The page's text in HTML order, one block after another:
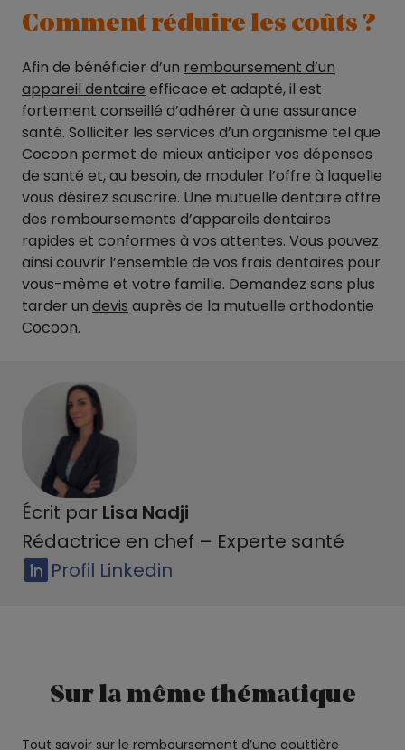
Comment réduire les coûts ?
Afin de bénéficier d’un remboursement d’un
appareil dentaire efficace et adapté, il est
fortement conseillé d’adhérer à une assurance
santé. Solliciter les services d’un organisme tel que
Cocoon permet de mieux anticiper vos dépenses
de santé et, au besoin, de moduler l’offre à laquelle
vous désirez souscrire. Une mutuelle dentaire offre
des remboursements d’appareils dentaires
rapides et conformes à vos attentes. Vous pouvez
ainsi couvrir l’ensemble de vos frais dentaires pour
vous-même et votre famille. Demandez sans plus
tarder un devis auprès de la mutuelle orthodontie
Cocoon.
Écrit par Lisa Nadji
Rédactrice en chef – Experte santé
Profil Linkedin
Sur la même thématique
Tout savoir sur le remboursement d’une gouttière